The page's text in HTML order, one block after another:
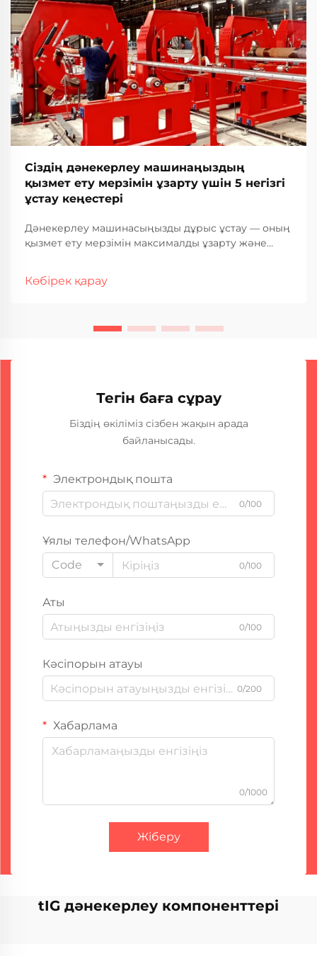
Сіздің дәнекерлеу машинаңыздың
қызмет ету мерзімін ұзарту үшін 5 негізгі
ұстау кеңестері
Дәнекерлеу машинасыңызды дұрыс ұстау — оның
қызмет ету мерзімін максималды ұзарту және
қамтамасыз ету үшін негізгі шарт. Өнеркәсіптік
Көбірек қарау
Тегін баға сұрау
Біздің өкіліміз сізбен жақын арада
байланысады.
Электрондық пошта
0/100
Ұялы телефон/WhatsApp
Code
0/100
Аты
0/100
Кәсіпорын атауы
0/200
Хабарлама
0/1000
Жіберу
tIG дәнекерлеу компоненттері